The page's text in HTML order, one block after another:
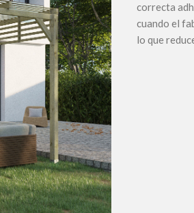
correcta
cuando el
lo que